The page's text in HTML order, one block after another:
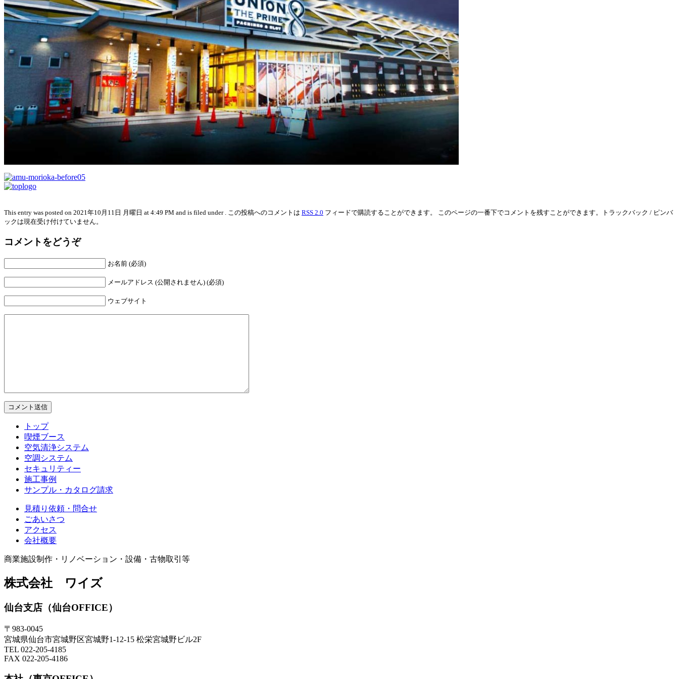
This entry was posted on 2021年10月11日 月曜日 at 4:49 PM and is filed under . この投稿へのコメントは RSS 2.0 フィードで購読することができます。 このページの一番下でコメントを残すことができます。トラックバック / ピンバ
ックは現在受け付けていません。
コメントをどうぞ
お名前 (必須)
メールアドレス (公開されません) (必須)
ウェブサイト
トップ
喫煙ブース
空気清浄システム
空調システム
セキュリティー
施工事例
サンプル・カタログ請求
見積り依頼・問合せ
ごあいさつ
アクセス
会社概要
商業施設制作・リノベーション・設備・古物取引等
株式会社 ワイズ
仙台支店（仙台OFFICE）
〒983-0045
宮城県仙台市宮城野区宮城野1-12-15 松栄宮城野ビル2F
TEL 022-205-4185
FAX 022-205-4186